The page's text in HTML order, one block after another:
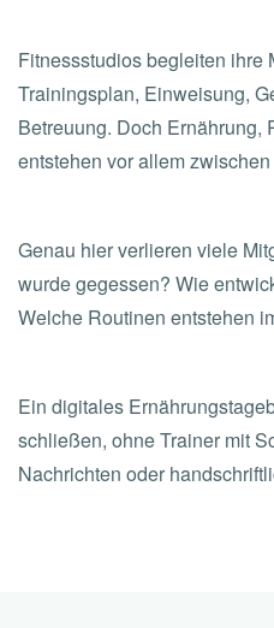
Fitnessstudios begleiten ihre
Trainingsplan, Einweisung,
Betreuung. Doch Ernährung,
entstehen vor allem
Genau hier verlieren viele
wurde gegessen? Wie
Welche Routinen entstehen
Ein digitales
schließen, ohne Trainer mit
Nachrichten oder